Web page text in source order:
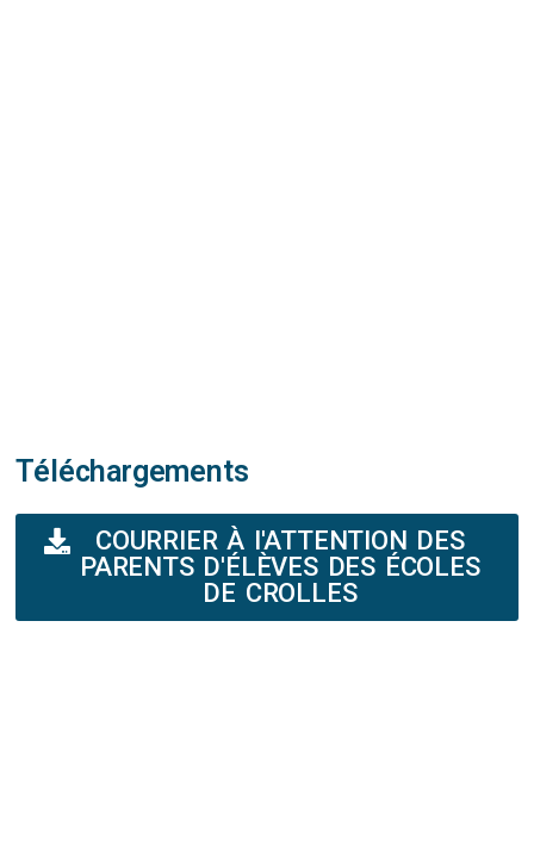
Téléchargements
COURRIER À I'ATTENTION DES
PARENTS D'ÉLÈVES DES ÉCOLES
DE CROLLES